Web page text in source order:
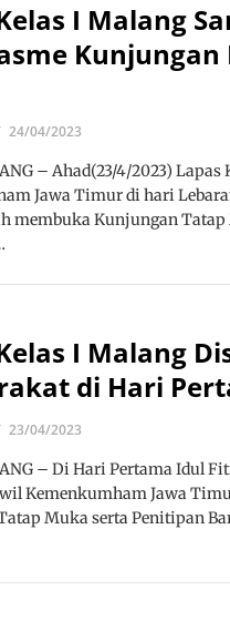
I Malang
Kunjungan
24/04/2023
– Ahad(23/4/2023)
Jawa Timur di hari
membuka Kunjungan
I Malang
di Hari
23/04/2023
– Di Hari Pertama Idul
Kemenkumham Jawa
Muka serta Penitipan